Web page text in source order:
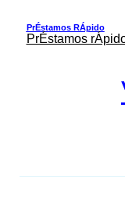
PrÉstamos RÁpido
PrÉstamos